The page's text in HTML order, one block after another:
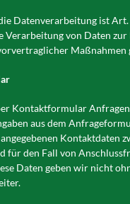
Datenverarbeitung ist Art.
Verarbeitung von Daten
Maßnahmen
Kontaktformular
aus dem
Kontaktdaten
für den Fall von
Daten geben wir nicht